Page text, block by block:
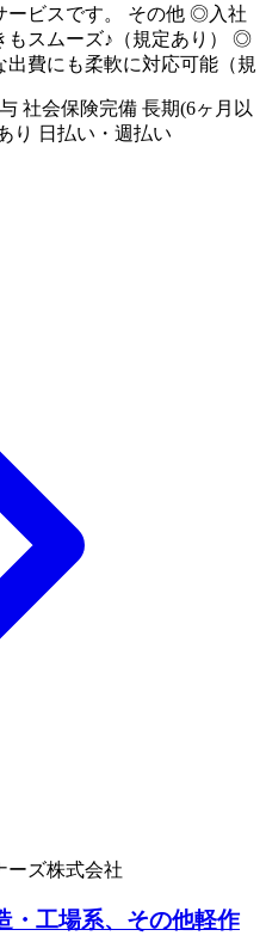
ービスです。 その他 ◎入社
もスムーズ♪（規定あり） ◎
費にも柔軟に対応可能（規
社会保険完備 長期(6ヶ月以
り 日払い・週払い
ーズ株式会社
・工場系、その他軽作